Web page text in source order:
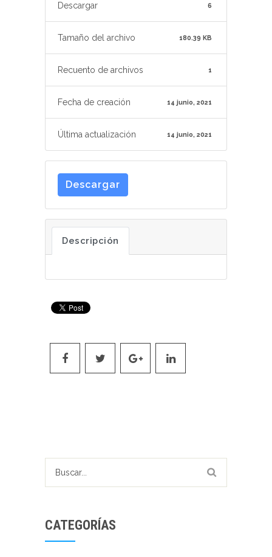
Descargar 6
Tamaño del archivo 180.39 KB
Recuento de archivos 1
Fecha de creación 14 junio, 2021
Última actualización 14 junio, 2021
Descargar
Descripción
CATEGORÍAS